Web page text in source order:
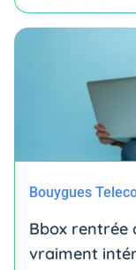
Bouygues
Bbox rentrée
vraiment